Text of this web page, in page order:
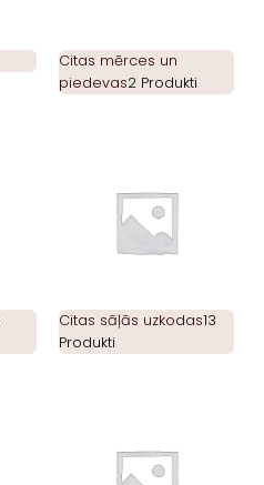
Citas mērces un
piedevas2 Produkti
Citas sāļās uzkodas13
Produkti